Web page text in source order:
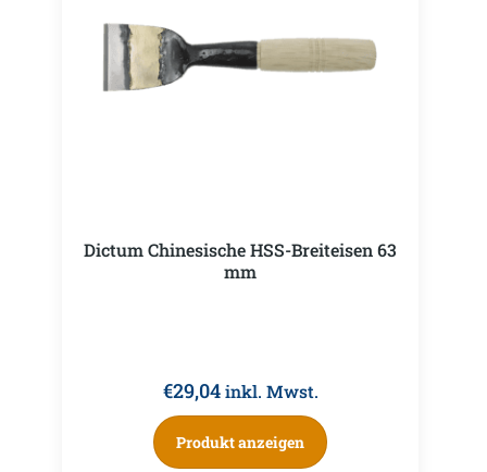
Dictum Chinesische HSS-Breiteisen 63
mm
€29,04 inkl. Mwst.
Produkt anzeigen